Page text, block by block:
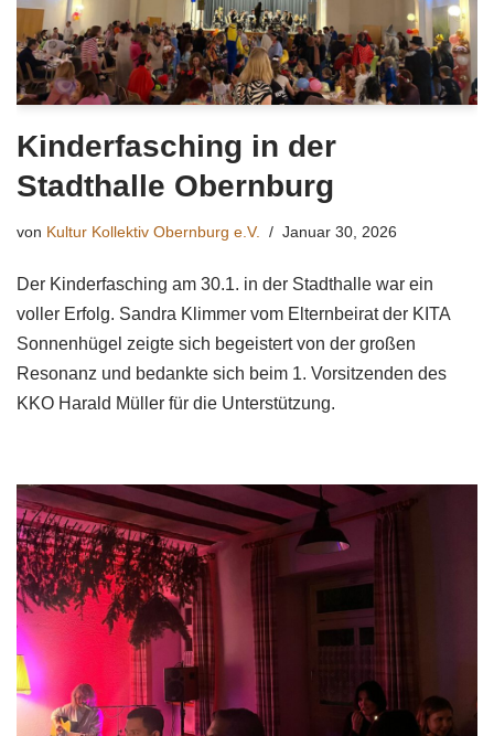
Kinderfasching in der
Stadthalle Obernburg
von Kultur Kollektiv Obernburg e.V. Januar 30, 2026
Der Kinderfasching am 30.1. in der Stadthalle war ein
voller Erfolg. Sandra Klimmer vom Elternbeirat der KITA
Sonnenhügel zeigte sich begeistert von der großen
Resonanz und bedankte sich beim 1. Vorsitzenden des
KKO Harald Müller für die Unterstützung.